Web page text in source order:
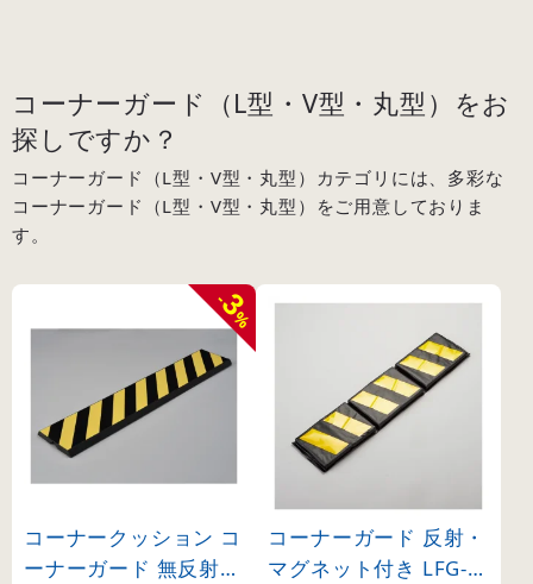
コーナーガード（L型・V型・丸型）をお
探しですか？
コーナーガード（L型・V型・丸型）カテゴリには、多彩な
コーナーガード（L型・V型・丸型）をご用意しておりま
す。
-
3
%
コーナークッション コ
ーナーガード 無反射タ
コーナーガード 反射・
マグネット付き LFG-1